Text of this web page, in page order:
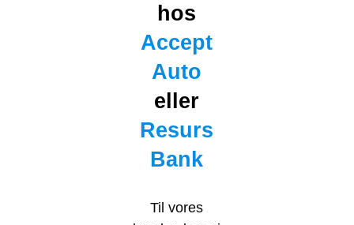
hos
Accept
Auto
eller
Resurs
Bank
Til vores